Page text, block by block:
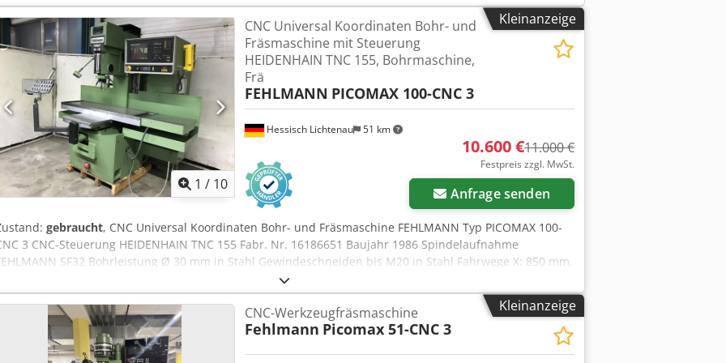
Werkzeugvermessung Heidenhain TT140 Spindelkühlaggregat Elektrisches Handrad Heidenhain HR410
30 Stück Werkzeugaufnahmen Spannzangen Komplette Dokumentation 3D-Messtaster
Kleinanzeige
1 / 10
Hessisch Lichtenau 51 km
CNC Universal Koordinaten Bohr- und
Fräsmaschine mit Steuerung
HEIDENHAIN TNC 155, Bohrmaschine,
Frä
FEHLMANN PICOMAX 100-CNC 3
10.600 €11.000 €
Festpreis zzgl. MwSt.
Anfrage senden
gebraucht, CNC Universal Koordinaten Bohr- und Fräsmaschine FEHLMANN Typ PICOMAX 100-
3 CNC-Steuerung HEIDENHAIN TNC 155 Fabr. Nr. 16186651 Baujahr 1986 Spindelaufnahme
SF32 Bohrleistung Ø 30 mm in Stahl Gewindeschneiden bis M20 in Stahl Fahrwege X: 850 mm,
Y: 435 mm Pinolhub Z: 210 mm Senkrechtbewegung Fräskopf 580 mm Vorschub X und Y 1 bis 8000
min. Vorschub Z 1 bis 4000 mm/min. Eilgang X und Y 8 m/min. Eilgang Z 4 m/min.
Tischaufspannfläche 1570 x 500 mm Abstand Spindelnase - Tisch 130 - 720 mm Ausladung Spindel -
Ständer 450 mm Dodpfehik Ezjx Ak Hock Spindeldrehzahl 50 - 7100 U/min. Stufenlos Spindelantrieb 10 kW
Gesamtanschlußleistung 20 kW Netzanschluß 400 Volt, 50 Hz - CNC-Steuerung HEIDENHAIN TNC 155 mit
Kleinanzeige
CNC-Werkzeugfräsmaschine
Fehlmann Picomax 51-CNC 3